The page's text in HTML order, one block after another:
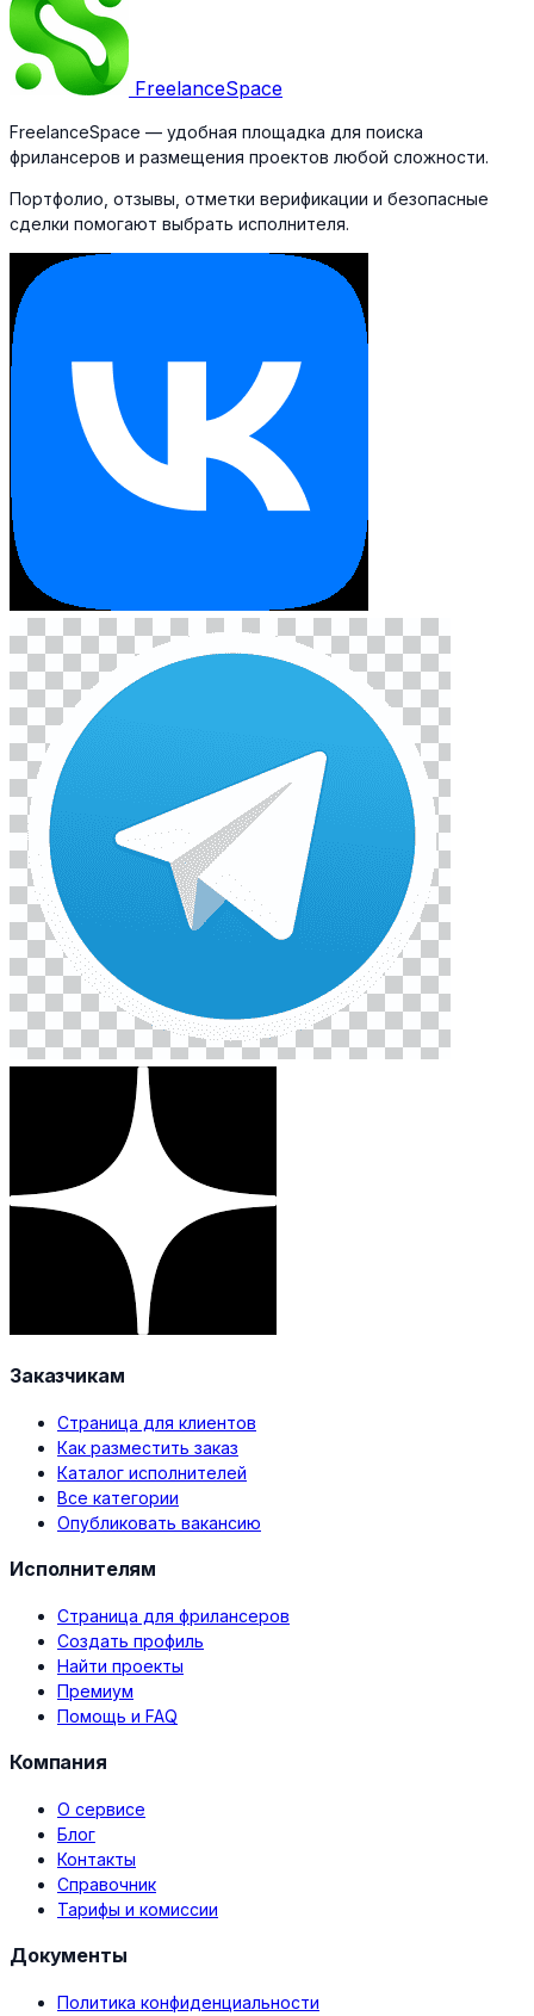
FreelanceSpace
FreelanceSpace — удобная площадка для поиска
фрилансеров и размещения проектов любой сложности.
Портфолио, отзывы, отметки верификации и безопасные
сделки помогают выбрать исполнителя.
Заказчикам
Страница для клиентов
Как разместить заказ
Каталог исполнителей
Все категории
Опубликовать вакансию
Исполнителям
Страница для фрилансеров
Создать профиль
Найти проекты
Премиум
Помощь и FAQ
Компания
О сервисе
Блог
Контакты
Справочник
Тарифы и комиссии
Документы
Политика конфиденциальности